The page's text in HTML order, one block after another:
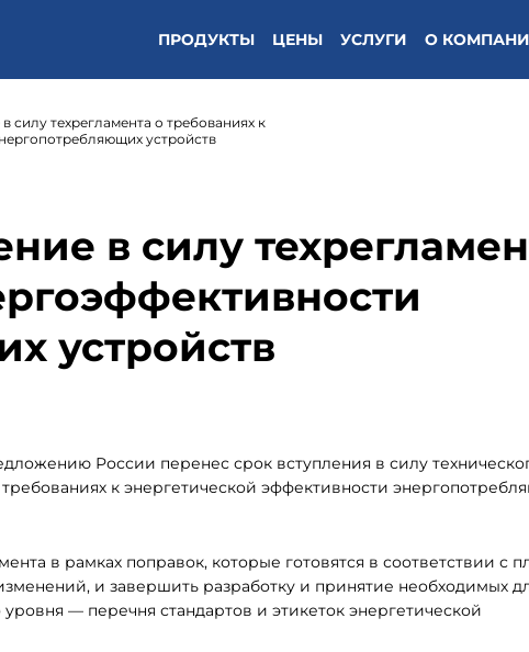
ПРОДУКТЫ ЦЕНЫ УСЛУГИ О
силу техрегламента о требованиях к
устройств
в силу
устройств
России перенес срок вступления в силу
к энергетической эффективности
в рамках поправок, которые готовятся в соответствии с
и завершить разработку и принятие необходимых
— перечня стандартов и этикеток энергетической